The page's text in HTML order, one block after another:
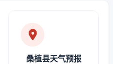
桑植县天气预报